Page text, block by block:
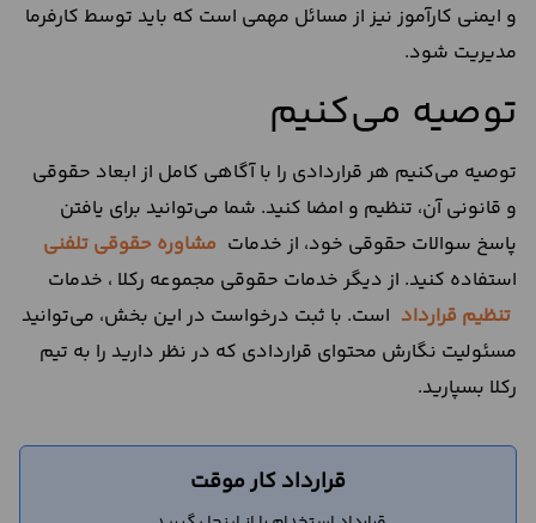
و ایمنی کارآموز نیز از مسائل مهمی است که باید توسط کارفرما
مدیریت شود.
توصیه می‌کنیم
توصیه می‌کنیم هر قراردادی را با آگاهی کامل از ابعاد حقوقی
و قانونی آن، تنظیم و امضا کنید. شما می‌توانید برای یافتن
پاسخ سوالات حقوقی خود، از خدمات مشاوره حقوقی تلفنی
استفاده کنید. از دیگر خدمات حقوقی مجموعه رکلا ، خدمات
تنظیم قرارداد است. با ثبت درخواست در این بخش، می‌‌توانید
مسئولیت نگارش محتوای قراردادی که در نظر دارید را به تیم
رکلا بسپارید.
قرارداد کار موقت